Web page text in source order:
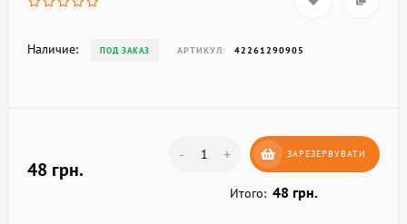
Наличие: ПОД ЗАКАЗ АРТИКУЛ: 42261290905
48 грн.
- + ЗАРЕЗЕРВУВАТИ
Итого: 48 грн.